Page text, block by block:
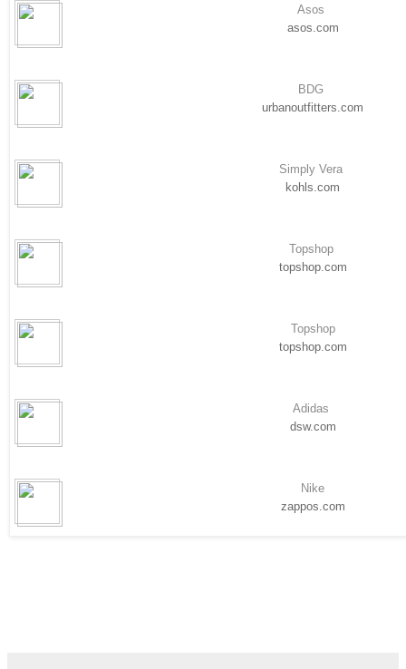
Asos
asos.com
BDG
urbanoutfitters.com
Simply Vera
kohls.com
Topshop
topshop.com
Topshop
topshop.com
Adidas
dsw.com
Nike
zappos.com